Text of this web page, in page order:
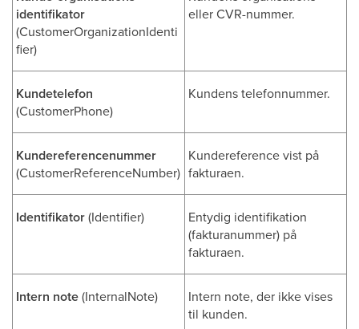
identifikator
(CustomerOrganizationIdenti
fier)
eller CVR-nummer.
Kundetelefon
(CustomerPhone)
Kundens telefonnummer.
Kundereferencenummer
(CustomerReferenceNumber)
Kundereference vist på
fakturaen.
Identifikator(Identifier)
Entydig identifikation
(fakturanummer) på
fakturaen.
Intern note(InternalNote)
Intern note, der ikke vises
til kunden.